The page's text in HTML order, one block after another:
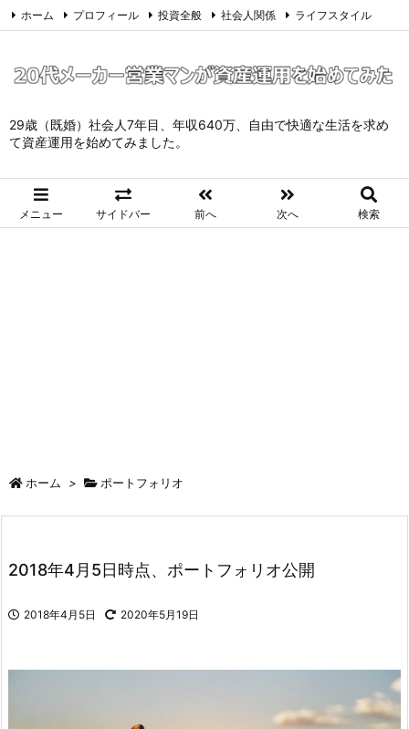
29歳（既婚）社会人7年目、年収640万、自由で快適な生活を求め
て資産運用を始めてみました。
メニュー サイドバー 前へ 次へ 検索
ホーム プロフィール 投資全般 社会人関係 ライフスタイル
Feedly
ホーム > ポートフォリオ
2018年4月5日時点、ポートフォリオ公開
2018年4月5日 2020年5月19日